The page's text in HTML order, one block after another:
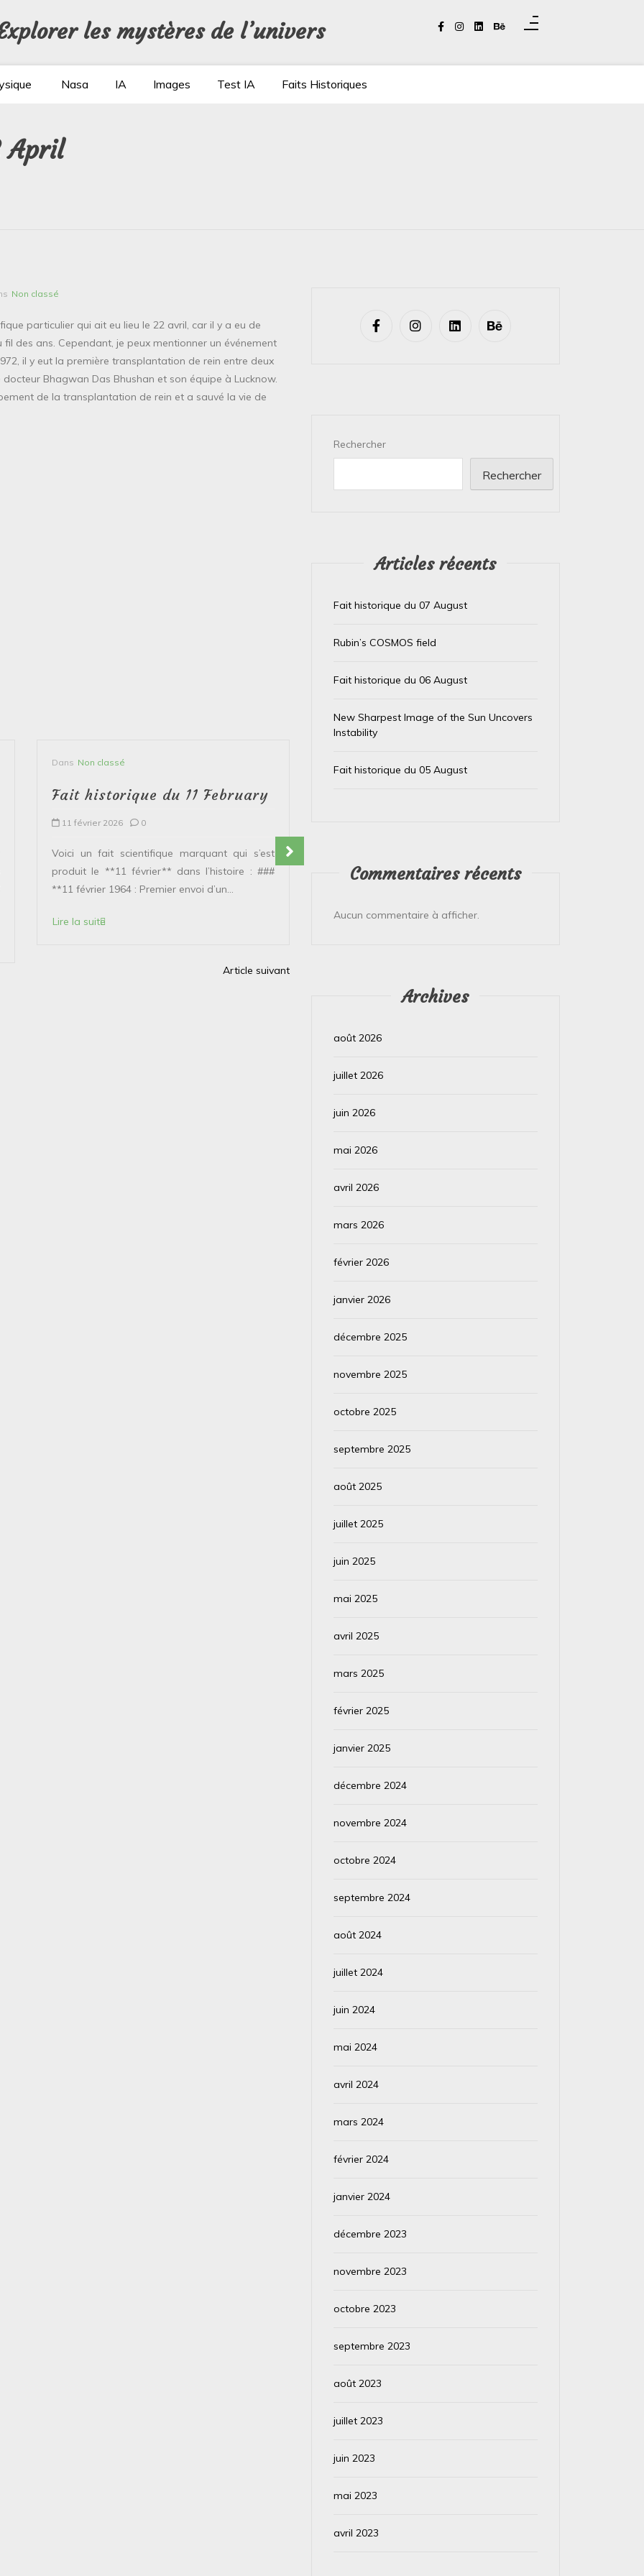
les mystères de l’univers
Nasa IA Images Test IA Faits Historiques
April
Non classé
particulier qui ait eu lieu le 22 avril, car il y a eu de
des ans. Cependant, je peux mentionner un événement
il y eut la première transplantation de rein entre deux
Bhagwan Das Bhushan et son équipe à Lucknow.
de la transplantation de rein et a sauvé la vie de
Dans Non classé
Fait historique du 11 February
11 février 2026 0
Voici un fait scientifique marquant qui s’est
produit le **11 février** dans l’histoire : ###
**11 février 1964 : Premier envoi d’un...
Lire la suite
produit le **10 février** dans l’histoire : ###
Lire la suite
Article suivant
Rechercher
Rechercher
Articles récents
Fait historique du 07 August
Rubin’s COSMOS field
Fait historique du 06 August
New Sharpest Image of the Sun Uncovers
Instability
Fait historique du 05 August
Commentaires récents
Aucun commentaire à afficher.
Archives
août 2026
juillet 2026
juin 2026
mai 2026
avril 2026
mars 2026
février 2026
janvier 2026
décembre 2025
novembre 2025
octobre 2025
septembre 2025
août 2025
juillet 2025
juin 2025
mai 2025
avril 2025
mars 2025
février 2025
janvier 2025
décembre 2024
novembre 2024
octobre 2024
septembre 2024
août 2024
juillet 2024
juin 2024
mai 2024
avril 2024
mars 2024
février 2024
janvier 2024
décembre 2023
novembre 2023
octobre 2023
septembre 2023
août 2023
juillet 2023
juin 2023
mai 2023
avril 2023